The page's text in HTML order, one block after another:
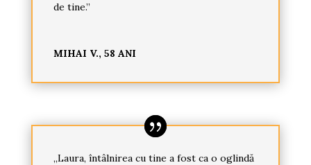
de tine.”
MIHAI V., 58 ANI
„Laura, întâlnirea cu tine a fost ca o oglindă